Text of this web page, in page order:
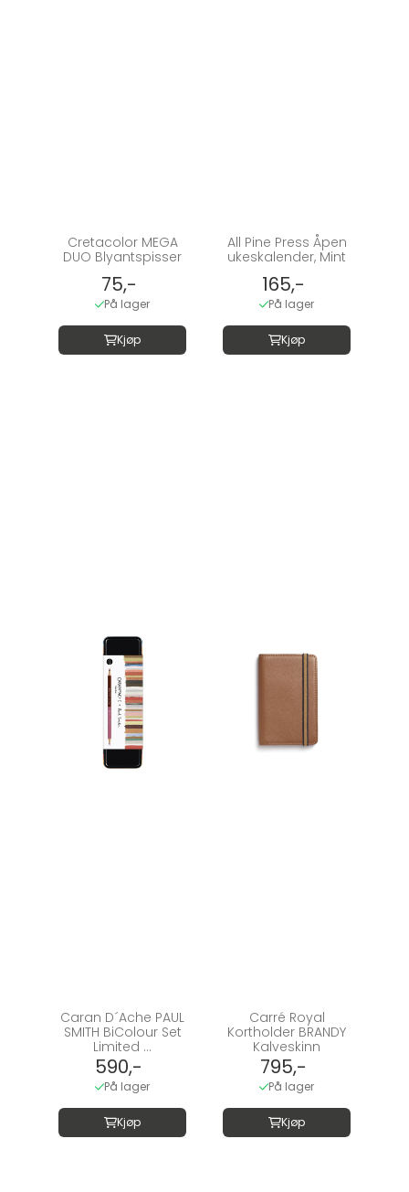
Cretacolor MEGA
DUO Blyantspisser
75,-
På lager
Kjøp
All Pine Press Åpen
ukeskalender, Mint
165,-
På lager
Kjøp
Caran D´Ache PAUL
SMITH BiColour Set
Limited ...
590,-
På lager
Kjøp
Carré Royal
Kortholder BRANDY
Kalveskinn
795,-
På lager
Kjøp